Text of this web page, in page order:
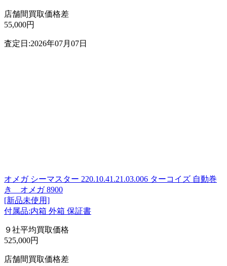
店舗間買取価格差
55,000円
査定日:2026年07月07日
オメガ シーマスター 220.10.41.21.03.006 ターコイズ 自動巻
き オメガ 8900
[新品未使用]
付属品:内箱 外箱 保証書
９社平均買取価格
525,000円
店舗間買取価格差